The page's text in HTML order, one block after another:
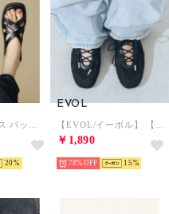
20
EVOL
￥1,890
78% 15